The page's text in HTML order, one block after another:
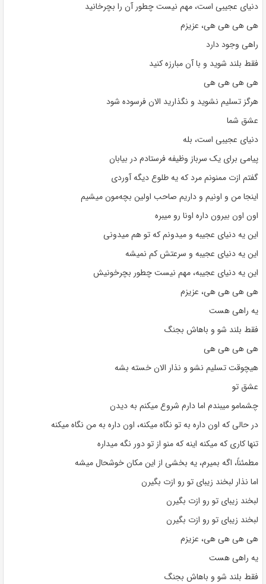
دنیای عجیبی است، مهم نیست چطور آن را بچرخانید
هی هی هی هی، عزیزم
راهی وجود دارد
فقط بلند شوید و با آن مبارزه کنید
هی هی هی هی
هرگز تسلیم نشوید و نگذارید الان فرسوده شود
عشق شما
دنیای عجیبی است، بله
پیامی برای یک سرباز وظیفه فرستادم در بیابان
گفتم ازت ممنونم مرد که یه طلوع دیگه آوردی
اینجا من و اونیم و داریم صاحب اولین بچه‌مون میشیم
اون اون بیرون داره اونا رو میبره
این یه دنیای عجیبه و میدونم که تو هم میدونی
این یه دنیای عجیبه و سرعتش کم نمیشه
این یه دنیای عجیبه، مهم نیست چطور بچرخونیش
هی هی هی هی، عزیزم
یه راهی هست
فقط بلند شو و باهاش ​​بجنگ
هی هی هی هی
هیچوقت تسلیم نشو و نذار الان خسته بشه
عشق تو
چشمامو میبندم اما دارم شروع میکنم به دیدن
در حالی که اون داره به تو نگاه میکنه، اون داره به من نگاه میکنه
تنها کاری که میکنه اینه که منو از تو دور نگه میداره
مطمئناً، اگه بمیرم، یه بخشی از این مکان خوشحال میشه
اما نذار لبخند زیبای تو رو ازت بگیرن
لبخند زیبای تو رو ازت بگیرن
لبخند زیبای تو رو ازت بگیرن
هی هی هی هی، عزیزم
یه راهی هست
فقط بلند شو و باهاش ​​بجنگ